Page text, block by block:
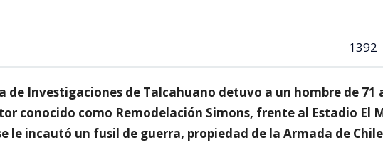
1392
de Investigaciones de Talcahuano detuvo a un hombre de 71
conocido como Remodelación Simons, frente al Estadio El
le incautó un fusil de guerra, propiedad de la Armada de